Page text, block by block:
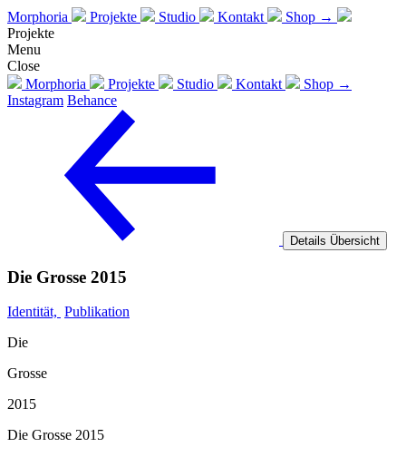
Morphoria Projekte Studio Kontakt
Shop →
Projekte
Menu
Close
Morphoria
Projekte Studio Kontakt
Shop →
Instagram Behance
Details Übersicht
Die Grosse 2015
Identität, Publikation
Die
Grosse
2015
Die Grosse 2015